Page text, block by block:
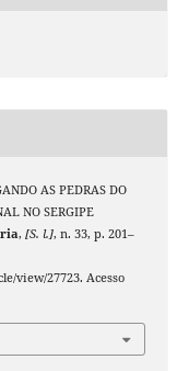
AS PEDRAS DO
NO SERGIPE
, [S. l.], n. 33, p. 201–
view/27723. Acesso